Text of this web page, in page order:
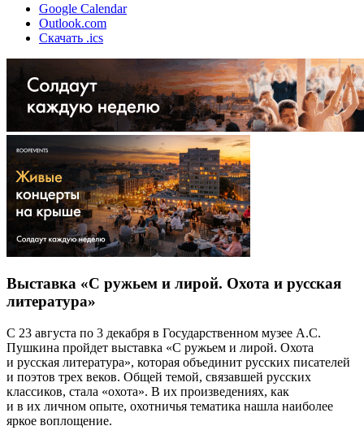
Google Calendar
Outlook.com
Скачать .ics
Выставка «С ружьем и лирой. Охота и русская
литература»
С 23 августа по 3 декабря в Государственном музее А.С.
Пушкина пройдет выставка «С ружьем и лирой. Охота
и русская литература», которая объединит русских писателей
и поэтов трех веков. Общей темой, связавшей русских
классиков, стала «охота». В их произведениях, как
и в их личном опыте, охотничья тематика нашла наиболее
яркое воплощение.